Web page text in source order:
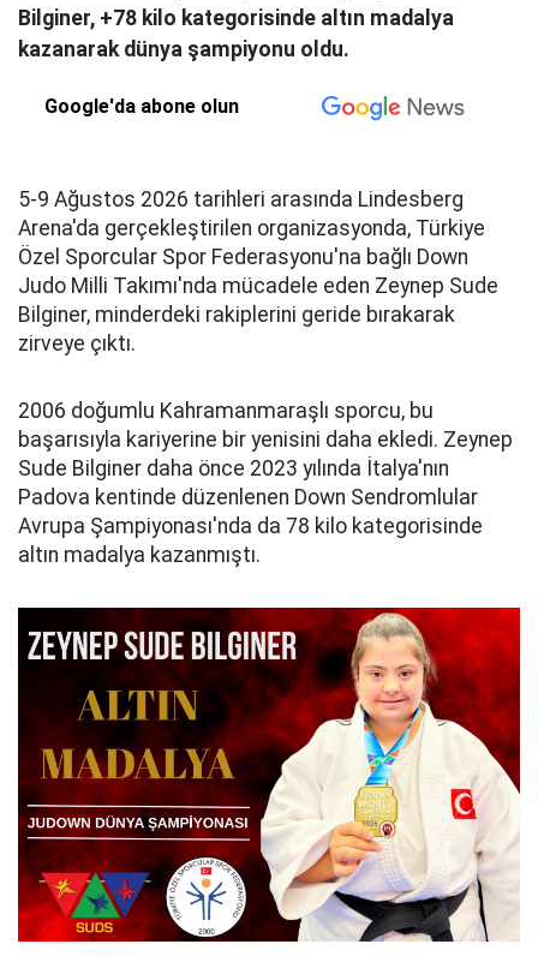
Bilginer, +78 kilo kategorisinde altın madalya
kazanarak dünya şampiyonu oldu.
Google'da abone olun
5-9 Ağustos 2026 tarihleri arasında Lindesberg
Arena'da gerçekleştirilen organizasyonda, Türkiye
Özel Sporcular Spor Federasyonu'na bağlı Down
Judo Milli Takımı'nda mücadele eden Zeynep Sude
Bilginer, minderdeki rakiplerini geride bırakarak
zirveye çıktı.
2006 doğumlu Kahramanmaraşlı sporcu, bu
başarısıyla kariyerine bir yenisini daha ekledi. Zeynep
Sude Bilginer daha önce 2023 yılında İtalya'nın
Padova kentinde düzenlenen Down Sendromlular
Avrupa Şampiyonası'nda da 78 kilo kategorisinde
altın madalya kazanmıştı.